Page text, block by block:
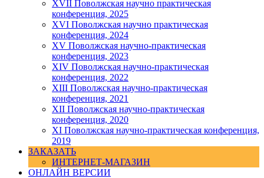
XVII Поволжская научно практическая
конференция, 2025
XVI Поволжская научно практическая
конференция, 2024
ХV Поволжская научно-практическая
конференция, 2023
ХIV Поволжская научно-практическая
конференция, 2022
ХIII Поволжская научно-практическая
конференция, 2021
ХII Поволжская научно-практическая
конференция, 2020
XI Поволжская научно-практическая конференция,
2019
ЗАКАЗАТЬ
ИНТЕРНЕТ-МАГАЗИН
ОНЛАЙН ВЕРСИИ